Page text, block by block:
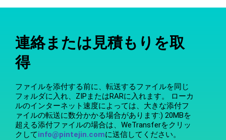
連絡または見積もりを取
得
ファイルを添付する前に、転送するファイルを同じ
フォルダに入れ、ZIPまたはRARに入れます。 ローカ
ルのインターネット速度によっては、大きな添付フ
ァイルの転送に数分かかる場合があります:) 20MBを
超える添付ファイルの場合は、WeTransferをクリッ
クしてinfo@pintejin.comに送信してください。